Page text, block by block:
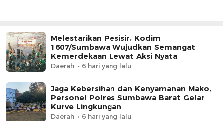
‎Melestarikan Pesisir, Kodim
1607/Sumbawa Wujudkan Semangat
Kemerdekaan Lewat Aksi Nyata
Daerah 6 hari yang lalu
Jaga Kebersihan dan Kenyamanan Mako,
Personel Polres Sumbawa Barat Gelar
Kurve Lingkungan
Daerah 6 hari yang lalu